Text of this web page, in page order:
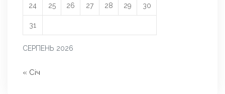
СЕРПЕНЬ 2026
24 25 26 27 28 29 30
31
« Січ